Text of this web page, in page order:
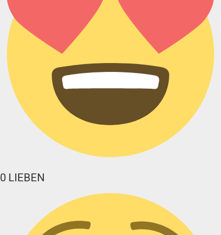
0 LIEBEN